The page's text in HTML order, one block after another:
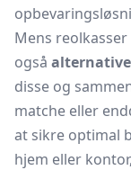
Mens
også
disse og
matche eller
at sikre optimal
hjem eller